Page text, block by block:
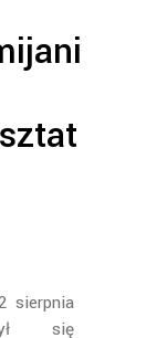
sierpnia
się